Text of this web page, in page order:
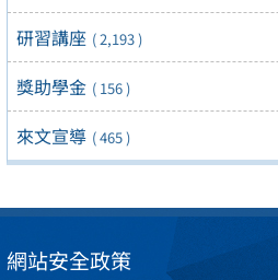
研習講座 ( 2,193 )
獎助學金 ( 156 )
來文宣導 ( 465 )
網站安全政策